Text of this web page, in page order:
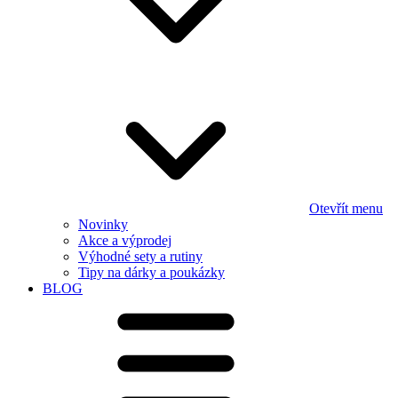
Otevřít menu
Novinky
Akce a výprodej
Výhodné sety a rutiny
Tipy na dárky a poukázky
BLOG